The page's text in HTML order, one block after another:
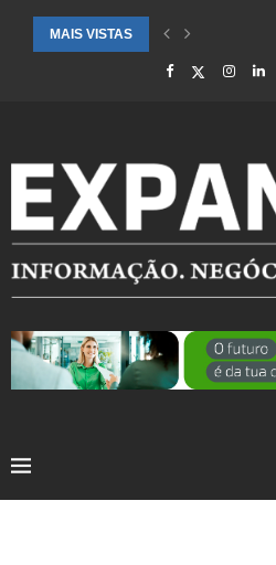
MAIS VISTAS
CIDADES ATENDIDAS PELO